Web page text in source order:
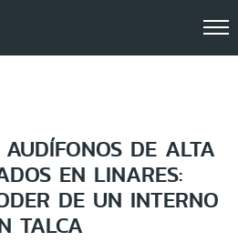
DE ALTA
EN LINARES:
DE UN INTERNO
TALCA